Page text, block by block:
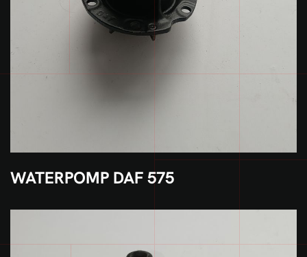
WATERPOMP DAF 575